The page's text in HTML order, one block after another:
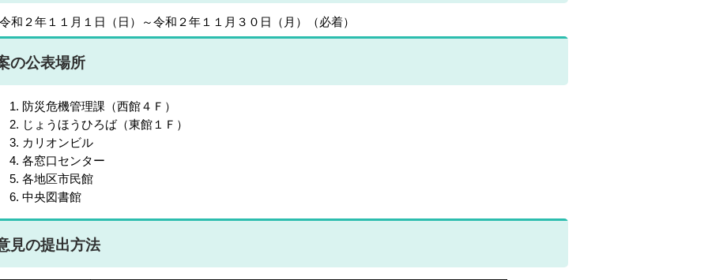
２年１１月１日（日）～令和２年１１月３０日（月）（必着）
の公表場所
防災危機管理課（西館４Ｆ）
じょうほうひろば（東館１Ｆ）
カリオンビル
各窓口センター
各地区市民館
中央図書館
見の提出方法